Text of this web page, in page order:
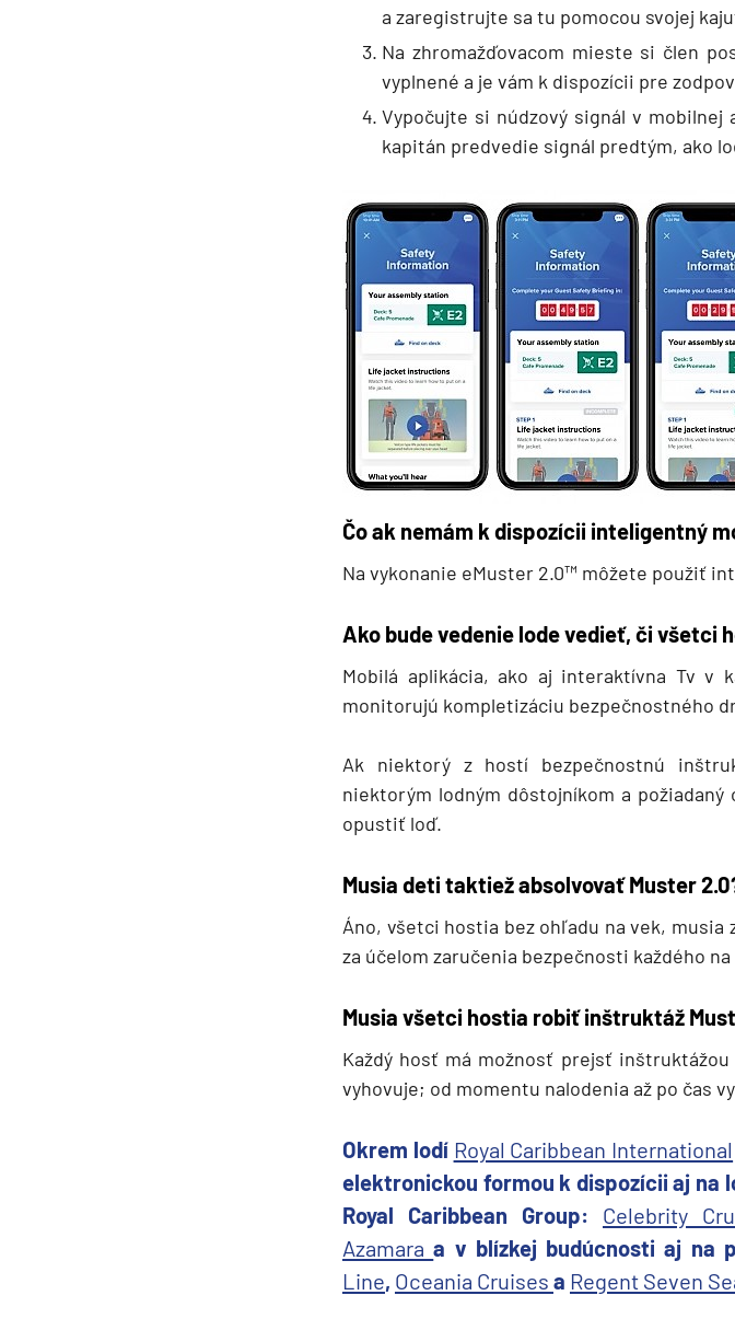
Havajské ostrovy
Tahiti a Južný Pacifik
Repozičné plavby
Repozičné plavby
Transatlantické plavby
⇆ Panamský kanál
⇆ Pobrežie Európy
⇆ Suezský prieplav
Plavby okolo sveta
Plavba okolo sveta - segment
Plavby okolo sveta
Expedičné plavby
Antarktída
Expedičné plavby
Galapágy
a zaregistrujte sa tu pomocou svojej
Na zhromažďovacom mieste si člen
vyplnené a je vám k dispozícii pre
Vypočujte si núdzový signál v
kapitán predvedie signál predtým, ako
Čo ak nemám k dispozícii inteligentný
Na vykonanie eMuster 2.0™ môžete použiť
Ako bude vedenie lode vedieť, či
Mobilá aplikácia, ako aj interaktívna Tv v
monitorujú kompletizáciu bezpečnostného
Ak niektorý z hostí bezpečnostnú
niektorým lodným dôstojníkom a
opustiť loď.
Musia deti taktiež absolvovať Muster
Áno, všetci hostia bez ohľadu na vek,
za účelom zaručenia bezpečnosti každého na
Musia všetci hostia robiť inštruktáž
Každý hosť má možnosť prejsť
vyhovuje; od momentu nalodenia až po čas
Okrem lodí Royal Caribbean International
elektronickou formou k dispozícii aj na
Royal Caribbean Group: Celebrity
Azamaraa v blízkej budúcnosti aj na
Line, Oceania Cruises a Regent Seven